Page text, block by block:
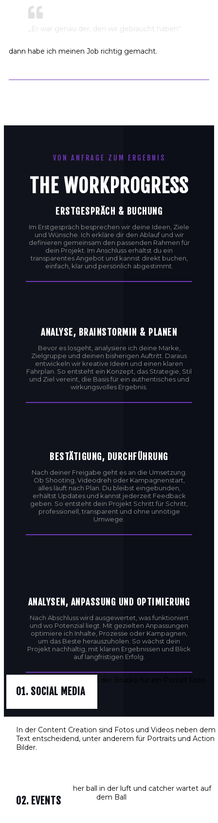
„Er war genau der, den wir gebraucht haben“
dann habe ich meinen Job richtig gemacht.
VON ANFRAGE ZUM ERGEBNIS
THE WORKPROGRESS
ERSTGESPRÄCH & BUCHUNG
Im Erstgespräch besprechen wir deine Ideen, Ziele
und Wünsche. Ich erkläre dir den Ablauf und wir
definieren gemeinsam den passenden Rahmen für
dein Projekt. Im Anschluss erhältst du ein
transparentes Angebot und kannst direkt buchen,
einfach, klar und persönlich abgestimmt.
ANALYSE, BRAINSTORMIN & PLANEN
Bevor es losgeht, analysiere ich deine Marke,
Zielgruppe und deinen bisherigen Auftritt. Daraus
entwickeln wir kreative Ideen und einen klaren
Fahrplan. So entsteht ein Konzept, das Strategie, Stil
und Ziel vereint, die Basis für ein authentisches und
wirkungsvolles Ergebnis.
BESTÄTIGUNG, DURCHFÜHRUNG
Nach deiner Freigabe geht es an die Umsetzung.
Ob Shooting, Videodreh oder Kampagnenstart,
alles läuft nach Plan. Du bleibst eingebunden,
erhältst Updates und kannst jederzeit Feedback
geben. So entsteht dein Projekt Schritt für Schritt,
professionell, transparent und ohne unnötige
Umwege.
ANALYSEN, ANPASSUNG UND OPTIMIERUNG
Nach Abschluss wird ausgewertet, was funktioniert
und wo Potenzial liegt. Mit gezielten Anpassungen
optimiere ich Inhalte, Prozesse oder Kampagnen,
um das Beste herauszuholen. So wächst dein
Projekt nachhaltig, mit klaren Ergebnissen und Blick
auf langfristigen Erfolg.
01. SOCIAL MEDIA
In der Content Creation sind Fotos und Videos neben dem
Text entscheidend, unter anderem für Portraits und Action
Bilder.
02. EVENTS